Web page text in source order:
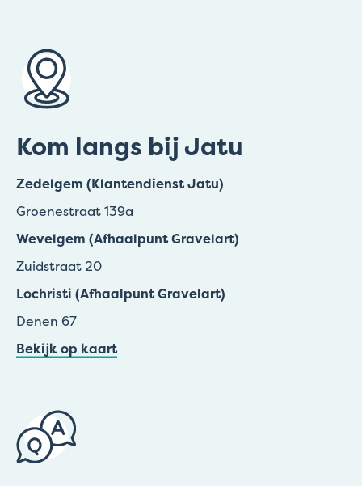
Kom langs bij Jatu
Zedelgem (Klantendienst Jatu)
Groenestraat 139a
Wevelgem (Afhaalpunt Gravelart)
Zuidstraat 20
Lochristi (Afhaalpunt Gravelart)
Denen 67
Bekijk op kaart